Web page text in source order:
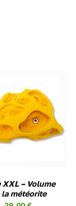
XXL – Volume
la météorite